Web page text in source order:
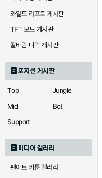
와일드 리프트 게시판
TFT 모드 게시판
칼바람 나락 게시판
포지션 게시판
Top
Jungle
Mid
Bot
Support
미디어 갤러리
팬아트 카툰 갤러리